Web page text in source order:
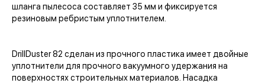
шланга пылесоса составляет 35 мм и фиксируется
резиновым ребристым уплотнителем.
DrillDuster 82 сделан из прочного пластика имеет двойные
уплотнители для прочного вакуумного удержания на
поверхностях строительных материалов. Насадка